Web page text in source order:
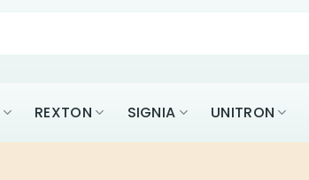
REXTON SIGNIA UNITRON